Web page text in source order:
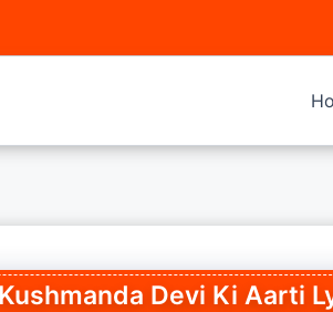
Kushmanda Devi Ki Aarti